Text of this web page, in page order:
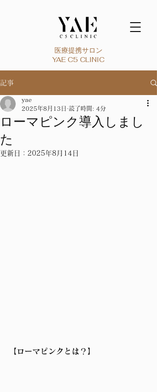
医療提携サロン
YAE C5 CLINIC
記事
ローマピンク導入しまし
た
yae
2025年8月13日
読了時間: 4分
更新日： 2025年8月14日
【ローマピンクとは？】